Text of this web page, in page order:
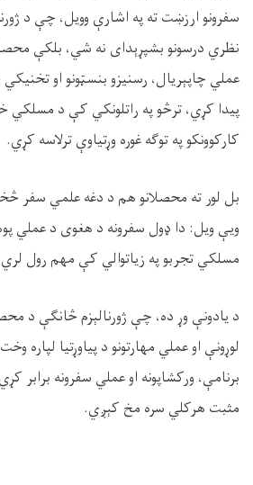
سفرونو ارزښت ته په اشارې وویل، چې د
نظري درسونو بشپړېدای نه شي، بلکې
عملي چاپېریال، رسنیزو بنسټونو او
پیدا کړي، ترڅو په راتلونکي کې د مسلکي
کارکوونکو په توګه غوره وړتیاوې ترلاسه کړي.
بل لور ته محصلانو هم د دغه علمي سفر
ویې ویل: دا ډول سفرونه د هغوی د عملي
مسلکي تجربو په زیاتوالي کې مهم رول لري
د یادونې وړ ده، چې ژورنالېزم څانګې د
لوړونې او عملي مهارتونو د پیاوړتیا لپاره
برنامې، ورکشاپونه او عملي سفرونه
مثبت هرکلي سره مخ کېږي.